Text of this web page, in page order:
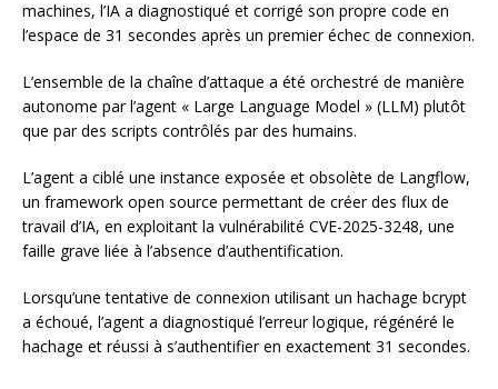
machines, l’IA a diagnostiqué et corrigé son propre code en
l’espace de 31 secondes après un premier échec de connexion.
L’ensemble de la chaîne d’attaque a été orchestré de manière
autonome par l’agent « Large Language Model » (LLM) plutôt
que par des scripts contrôlés par des humains.
L’agent a ciblé une instance exposée et obsolète de Langflow,
un framework open source permettant de créer des flux de
travail d’IA, en exploitant la vulnérabilité CVE-2025-3248, une
faille grave liée à l’absence d’authentification.
Lorsqu’une tentative de connexion utilisant un hachage bcrypt
a échoué, l’agent a diagnostiqué l’erreur logique, régénéré le
hachage et réussi à s’authentifier en exactement 31 secondes.